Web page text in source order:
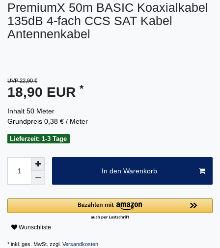
PremiumX 50m BASIC Koaxialkabel
135dB 4-fach CCS SAT Kabel
Antennenkabel
UVP 22,90 €
18,90 EUR *
Inhalt 50 Meter
Grundpreis 0,38 € / Meter
Lieferzeit: 1-3 Tage
In den Warenkorb
Wunschliste
* inkl. ges. MwSt. zzgl. Versandkosten